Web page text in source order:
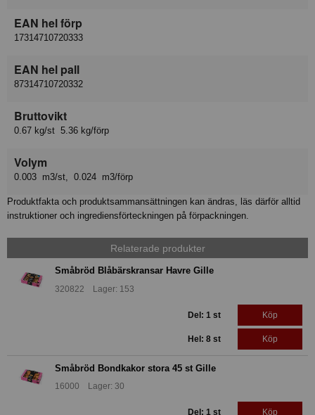
EAN hel förp
17314710720333
EAN hel pall
87314710720332
Bruttovikt
0.67 kg/st 5.36 kg/förp
Volym
0.003 m3/st, 0.024 m3/förp
Produktfakta och produktsammansättningen kan ändras, läs därför alltid
instruktioner och ingrediensförteckningen på förpackningen.
Relaterade produkter
Småbröd Blåbärskransar Havre Gille
320822 Lager: 153
Del: 1 st Köp
Hel: 8 st Köp
Småbröd Bondkakor stora 45 st Gille
16000 Lager: 30
Del: 1 st Köp